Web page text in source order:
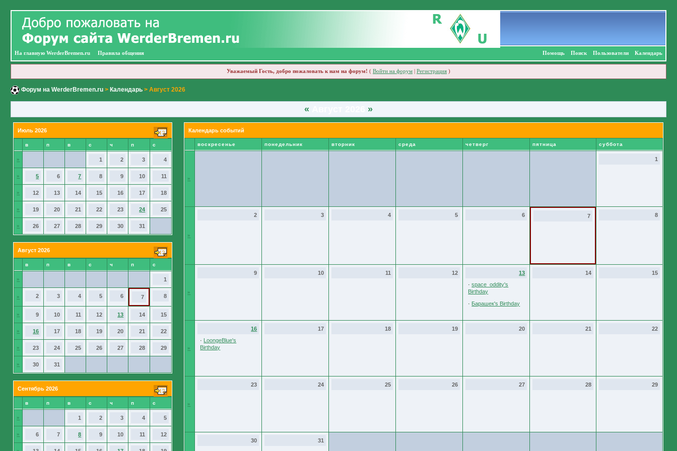
На главную WerderBremen.ru Правила общения Помощь Поиск Пользователи Календарь
Уважаемый Гость, добро пожаловать к нам на форум! ( Войти на форум Регистрация )
Форум на WerderBremen.ru > Календарь > Август 2026
« »
Июль 2026
в п в с ч п с
» 1 2 3 4
» 5 6 7 8 9 10 11
» 12 13 14 15 16 17 18
» 19 20 21 22 23 24 25
» 26 27 28 29 30 31
Август 2026
в п в с ч п с
» 1
» 2 3 4 5 6 7 8
» 9 10 11 12 13 14 15
» 16 17 18 19 20 21 22
» 23 24 25 26 27 28 29
» 30 31
Сентябрь 2026
в п в с ч п с
» 1 2 3 4 5
» 6 7 8 9 10 11 12
Календарь событий
воскресенье понедельник вторник среда четверг пятница суббота
»
1
»
2 3 4 5 6 7 8
»
9 10 11 12
13
·space_oddity's
Birthday
· Барашек's Birthday
14 15
»
16
· LoongeBlue's
Birthday
17 18 19 20 21 22
»
23 24 25 26 27 28 29
30 31